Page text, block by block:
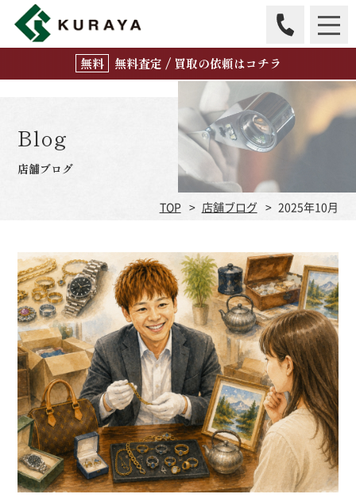
無料査定 / 買取の依頼はコチラ
Blog
店舗ブログ
TOP 店舗ブログ 2025年10月